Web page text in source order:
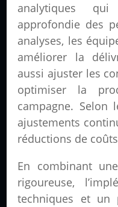
analytiques
approfondie des
analyses, les
améliorer la
aussi ajuster les
optimiser la
campagne. Selon
ajustements
réductions de
En combinant
rigoureuse,
techniques et un